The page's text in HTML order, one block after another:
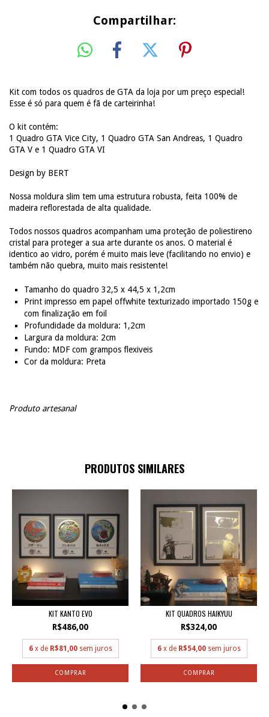
Compartilhar:
Kit com todos os quadros de GTA da loja por um preço especial!
Esse é só para quem é fã de carteirinha!
O kit contém:
1 Quadro GTA Vice City, 1 Quadro GTA San Andreas, 1 Quadro
GTA V e 1 Quadro GTA VI
Design by BERT
Nossa moldura slim tem uma estrutura robusta, feita 100% de
madeira reflorestada de alta qualidade.
Todos nossos quadros acompanham uma proteção de poliestireno
cristal para proteger a sua arte durante os anos. O material é
identico ao vidro, porém é muito mais leve (facilitando no envio) e
também não quebra, muito mais resistente!
Tamanho do quadro 32,5 x 44,5 x 1,2cm
Print impresso em papel offwhite texturizado importado 150g e
com finalização em foil
Profundidade da moldura: 1,2cm
Largura da moldura: 2cm
Fundo: MDF com grampos flexiveis
Cor da moldura: Preta
Produto artesanal
PRODUTOS SIMILARES
KIT KANTO EVO
R$486,00
6 x de R$81,00 sem juros
KIT QUADROS HAIKYUU
R$324,00
6 x de R$54,00 sem juros